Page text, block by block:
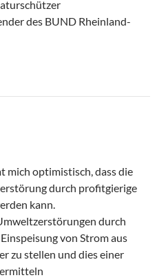
des BUND Rheinland-
mich optimistisch, dass die
durch profitgierige
kann.
durch
von Strom aus
zu stellen und dies einer